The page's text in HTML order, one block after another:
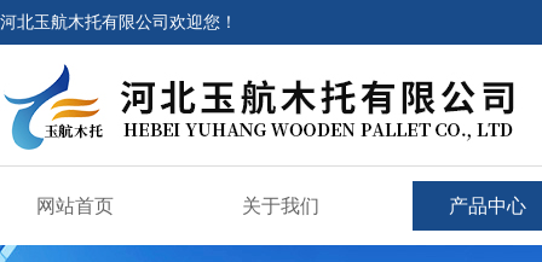
河北玉航木托有限公司欢迎您！
网站首页 关于我们 产品中心